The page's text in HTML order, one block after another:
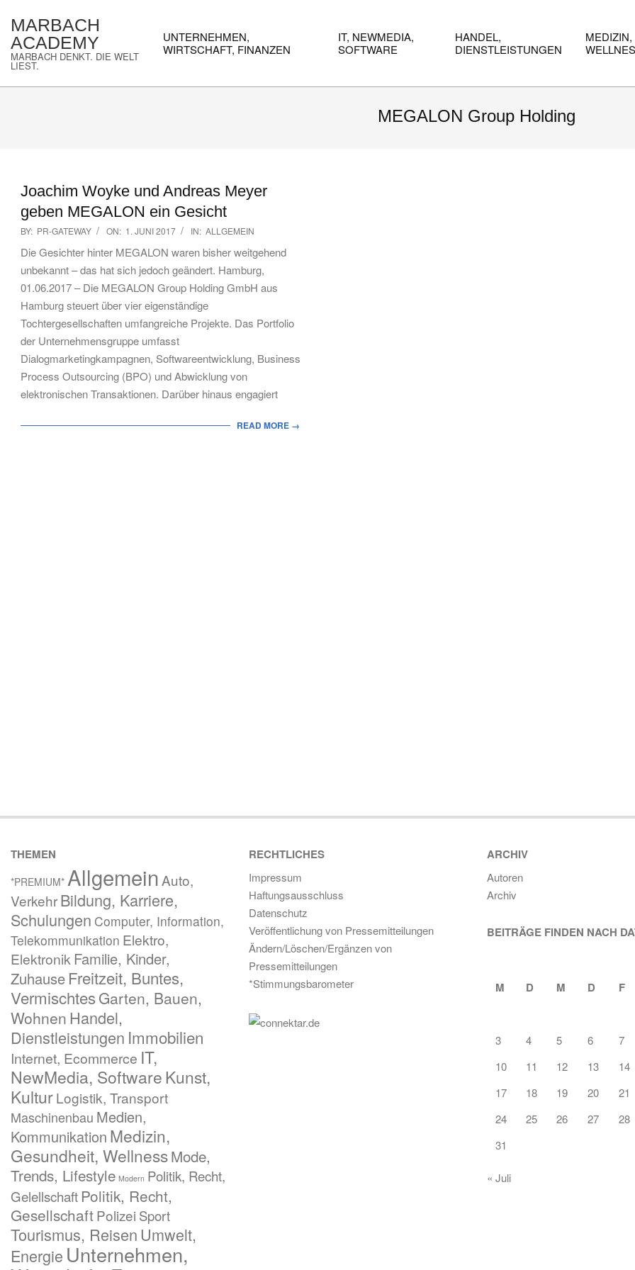
content
MARBACH
ACADEMY
MARBACH DENKT. DIE WELT
LIEST.
Navigation
UNTERNEHMEN,
WIRTSCHAFT, FINANZEN
IT, NEWMEDIA,
SOFTWARE
HANDEL,
DIENSTLEISTUNGEN
MEGALON Group Holding
Joachim Woyke und Andreas Meyer
geben MEGALON ein Gesicht
2017-
06-
01
BY: PR-GATEWAY ON: 1. JUNI 2017 IN: ALLGEMEIN
Die Gesichter hinter MEGALON waren bisher weitgehend
unbekannt – das hat sich jedoch geändert. Hamburg,
01.06.2017 – Die MEGALON Group Holding GmbH aus
Hamburg steuert über vier eigenständige
Tochtergesellschaften umfangreiche Projekte. Das Portfolio
der Unternehmensgruppe umfasst
Dialogmarketingkampagnen, Softwareentwicklung, Business
Process Outsourcing (BPO) und Abwicklung von
elektronischen Transaktionen. Darüber hinaus engagiert
READ MORE →
THEMEN
*PREMIUM* Allgemein Auto,
VerkehrBildung, Karriere,
Schulungen Computer, Information,
Telekommunikation Elektro,
Elektronik Familie, Kinder,
Zuhause Freitzeit, Buntes,
Vermischtes Garten, Bauen,
Wohnen Handel,
Dienstleistungen Immobilien
Internet, Ecommerce IT,
NewMedia, SoftwareKunst,
KulturLogistik, Transport
Maschinenbau Medien,
Kommunikation Medizin,
Gesundheit, WellnessMode,
Trends, Lifestyle Modern Politik, Recht,
Gelellschaft Politik, Recht,
GesellschaftPolizei Sport
Tourismus, Reisen Umwelt,
Energie Unternehmen,
RECHTLICHES
Impressum
Haftungsausschluss
Datenschutz
Veröffentlichung von Pressemitteilungen
Ändern/Löschen/Ergänzen von
Pressemitteilungen
*Stimmungsbarometer
ARCHIV
Autoren
Archiv
BEITRÄGE FINDEN NACH
M D M D F
3 4 5 6
7
10
11 12 13
14
17
18 19 20
21
24
25 26 27
28
31
« Juli